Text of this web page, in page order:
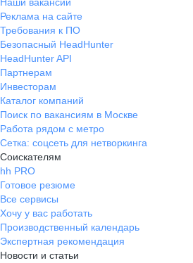
Реклама на сайте
Требования к ПО
Безопасный HeadHunter
HeadHunter API
Партнерам
Инвесторам
Каталог компаний
Поиск по вакансиям в Москве
Работа рядом с метро
Сетка: соцсеть для нетворкинга
Соискателям
hh PRO
Готовое резюме
Все сервисы
Хочу у вас работать
Производственный календарь
Экспертная рекомендация
Новости и статьи